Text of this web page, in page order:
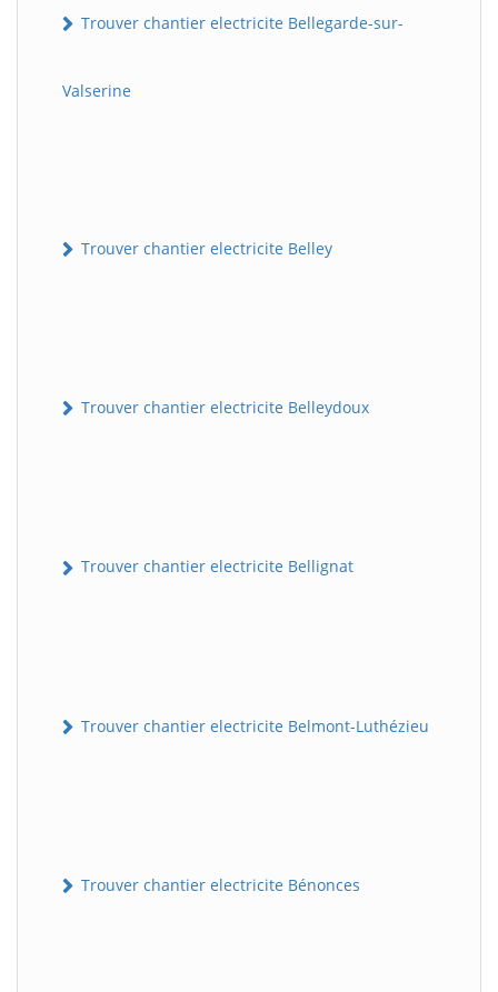
Trouver chantier electricite Bellegarde-sur-
Valserine
Trouver chantier electricite Belley
Trouver chantier electricite Belleydoux
Trouver chantier electricite Bellignat
Trouver chantier electricite Belmont-Luthézieu
Trouver chantier electricite Bénonces